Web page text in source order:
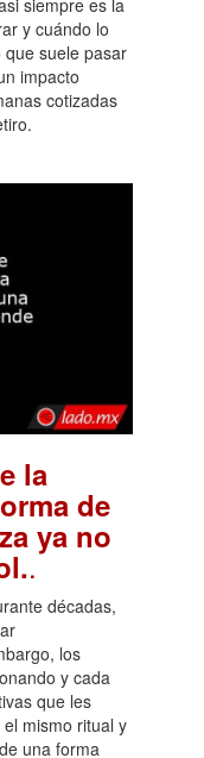
y cuándo lo
suele pasar
impacto
cotizadas
la
de
ya no
.
décadas,
los
y cada
que les
mismo ritual y
una forma